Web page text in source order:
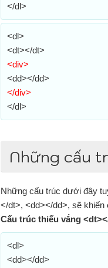
</dl>
<dl>
<dt></dt>
<div>
<dd></dd>
</div>
</dl>
Những cấu
Những cấu trúc dưới đây
</dt>, <dd></dd>, sẽ khiến
Cấu trúc thiếu vắng
<dl>
<dd></dd>